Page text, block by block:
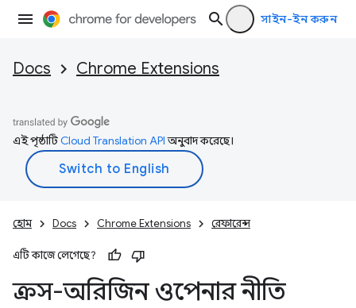
সাইন-ইন করুন
Docs Chrome Extensions
এই পৃষ্ঠাটিCloud Translation APIঅনুবাদ করেছে।
হোম Docs Chrome Extensions রেফারেন্স
এটি কাজে লেগেছে?
ক্রস-অরিজিন ওপেনার নীতি